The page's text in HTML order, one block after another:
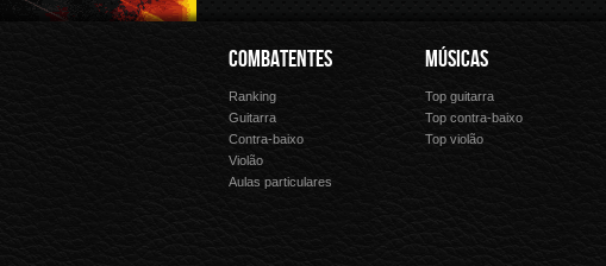
COMBATENTES
Ranking
Guitarra
Contra-baixo
Violão
Aulas particulares
MÚSICAS
Top guitarra
Top contra-baixo
Top violão